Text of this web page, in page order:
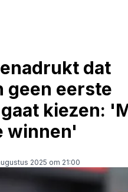
dat
geen eerste
kiezen:
winnen'
2025 om 21:00